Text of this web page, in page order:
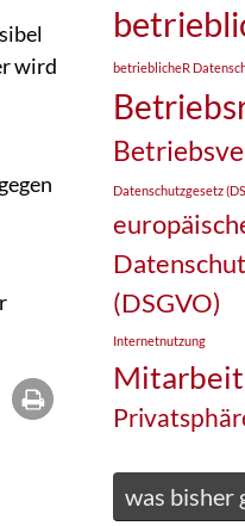
wird
betrieblicheR
Datenschutzgesetz
(DSGVO)
Internetnutzung
was bisher